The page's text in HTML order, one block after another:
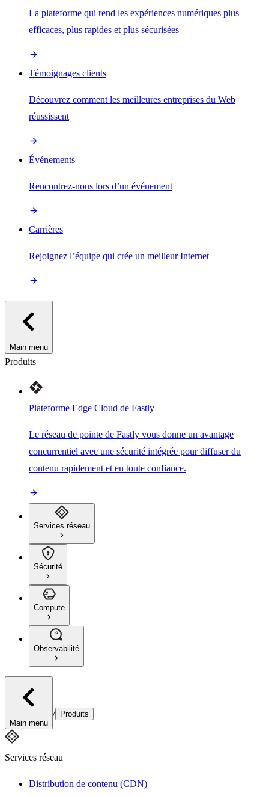
La plateforme qui rend les expériences numériques plus
efficaces, plus rapides et plus sécurisées
Témoignages clients
Découvrez comment les meilleures entreprises du Web
réussissent
Événements
Rencontrez-nous lors d’un événement
Carrières
Rejoignez l’équipe qui crée un meilleur Internet
Main menu
Produits
Plateforme Edge Cloud de Fastly
Le réseau de pointe de Fastly vous donne un avantage
concurrentiel avec une sécurité intégrée pour diffuser du
contenu rapidement et en toute confiance.
Services réseau
Sécurité
Compute
Observabilité
Main menu
/ Produits
Services réseau
Distribution de contenu (CDN)